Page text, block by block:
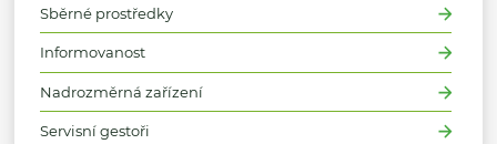
Sběrné prostředky
Informovanost
Nadrozměrná zařízení
Servisní gestoři